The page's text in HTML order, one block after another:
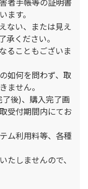
ます。
ない、または見え
承ください。
ることもございま
如何を問わず、取
ません。
後)、購入完了画
受付期間内にてお
ム利用料等、各種
しませんので、